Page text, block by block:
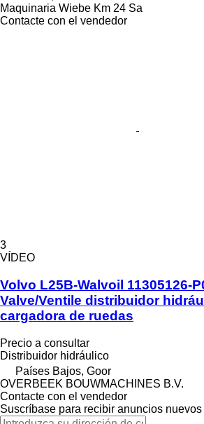
Maquinaria Wiebe Km 24 Sa
Contacte con el vendedor
3
VÍDEO
Volvo L25B-Walvoil 11305126-
Valve/Ventile distribuidor
cargadora de ruedas
Precio a consultar
Distribuidor hidráulico
Países Bajos, Goor
OVERBEEK BOUWMACHINES B.V.
Contacte con el vendedor
Suscríbase para recibir anuncios